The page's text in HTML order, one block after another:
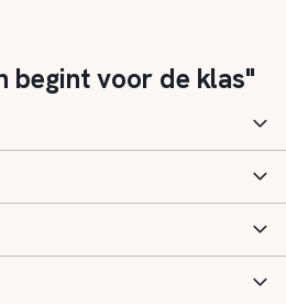
begint voor de klas"